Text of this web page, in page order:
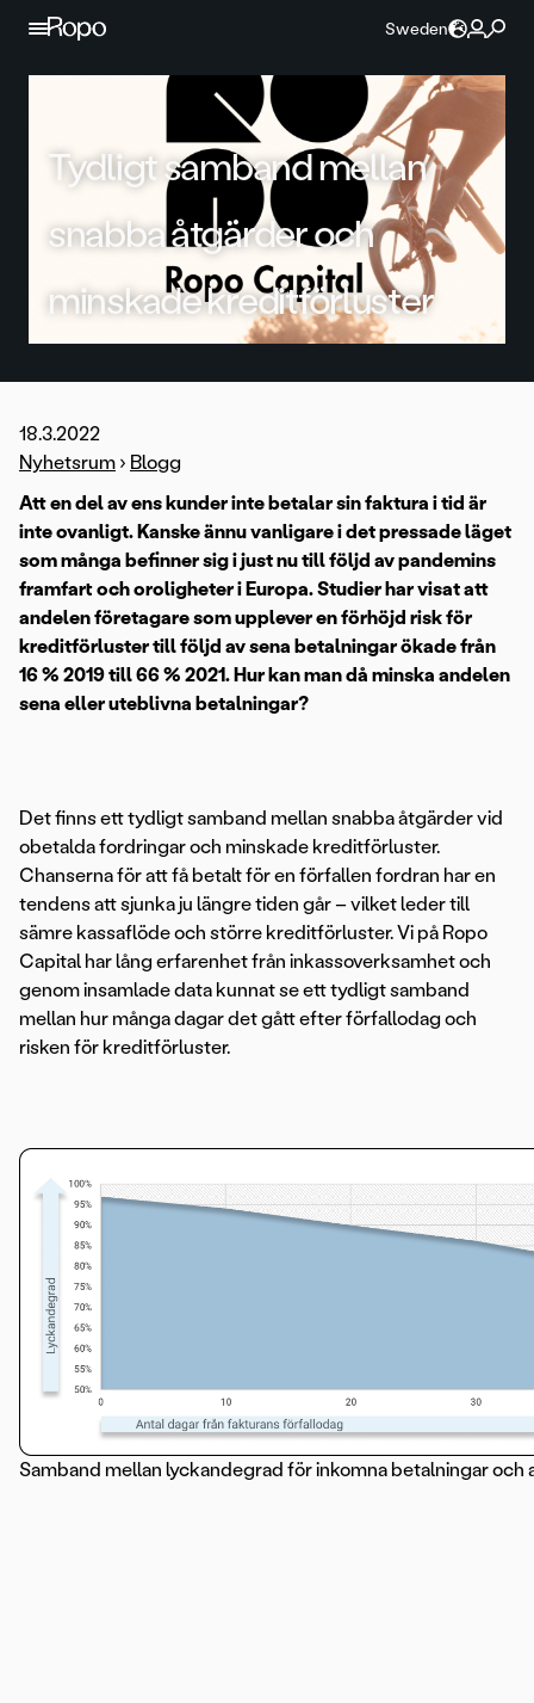
Hoppa till innehållet
Sweden
Tydligt samband mellan
snabba åtgärder och
minskade kreditförluster
18.3.2022
Nyhetsrum › Blogg
Att en del av ens kunder inte betalar sin faktura i tid är
inte ovanligt. Kanske ännu vanligare i det pressade läget
som många befinner sig i just nu till följd av pandemins
framfart och oroligheter i Europa. Studier har visatatt
andelen företagare som upplever en förhöjd risk för
kreditförluster till följd av sena betalningar ökade från
16 % 2019 till 66 % 2021. Hur kan man då minska andelen
sena eller uteblivna betalningar?
Det finns ett tydligt samband mellan snabba åtgärder vid
obetalda fordringar och minskade kreditförluster.
Chanserna för att få betalt för en förfallen fordran har en
tendens att sjunka ju längre tiden går – vilket leder till
sämre kassaflöde och större kreditförluster. Vi på Ropo
Capital har lång erfarenhet från inkassoverksamhet och
genom insamlade data kunnat se ett tydligt samband
mellan hur många dagar det gått efter förfallodag och
risken för kreditförluster.
Samband mellan lyckandegrad för inkomna betalningar